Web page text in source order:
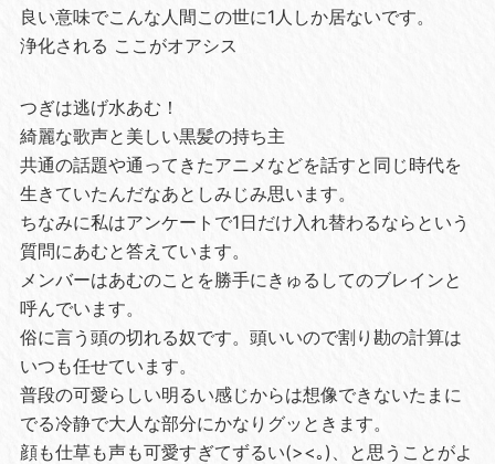
良い意味でこんな人間この世に1人しか居ないです。
浄化される ここがオアシス
つぎは逃げ水あむ！
綺麗な歌声と美しい黒髪の持ち主
共通の話題や通ってきたアニメなどを話すと同じ時代を
生きていたんだなあとしみじみ思います。
ちなみに私はアンケートで1日だけ入れ替わるならという
質問にあむと答えています。
メンバーはあむのことを勝手にきゅるしてのブレインと
呼んでいます。
俗に言う頭の切れる奴です。頭いいので割り勘の計算は
いつも任せています。
普段の可愛らしい明るい感じからは想像できないたまに
でる冷静で大人な部分にかなりグッときます。
顔も仕草も声も可愛すぎてずるい(><｡)、と思うことがよ